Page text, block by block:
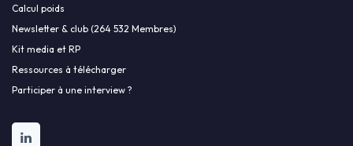
Calcul poids
Newsletter & club (264 532 Membres)
Kit media et RP
Ressources à télécharger
Participer à une interview ?